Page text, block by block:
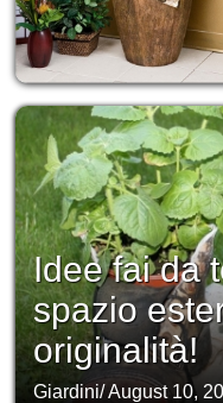
Idee fai da
spazio
originalità!
Giardini/August 10,